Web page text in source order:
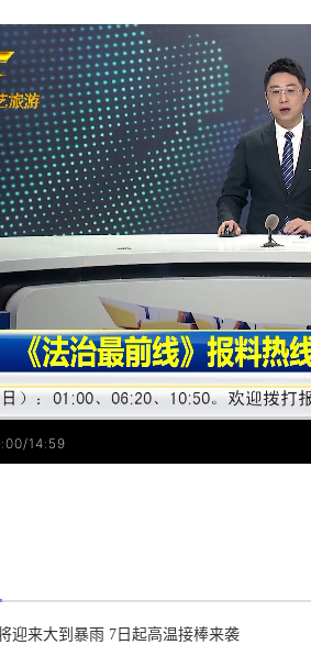
14:59
迎来大到暴雨 7日起高温接棒来袭